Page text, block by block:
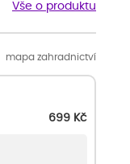
Vše o produktu
mapa zahradnictví
699 Kč